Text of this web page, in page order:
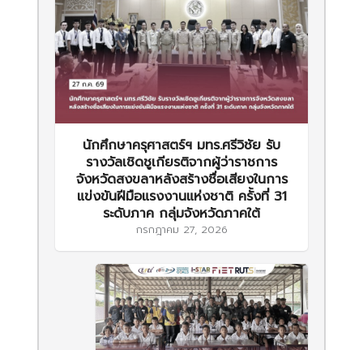
นักศึกษาครุศาสตร์ฯ มทร.ศรีวิชัย รับ
รางวัลเชิดชูเกียรติจากผู้ว่าราชการ
จังหวัดสงขลาหลังสร้างชื่อเสียงในการ
แข่งขันฝีมือแรงงานแห่งชาติ ครั้งที่ 31
ระดับภาค กลุ่มจังหวัดภาคใต้
กรกฎาคม 27, 2026